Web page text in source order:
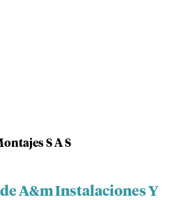
S A S
A&m Instalaciones Y